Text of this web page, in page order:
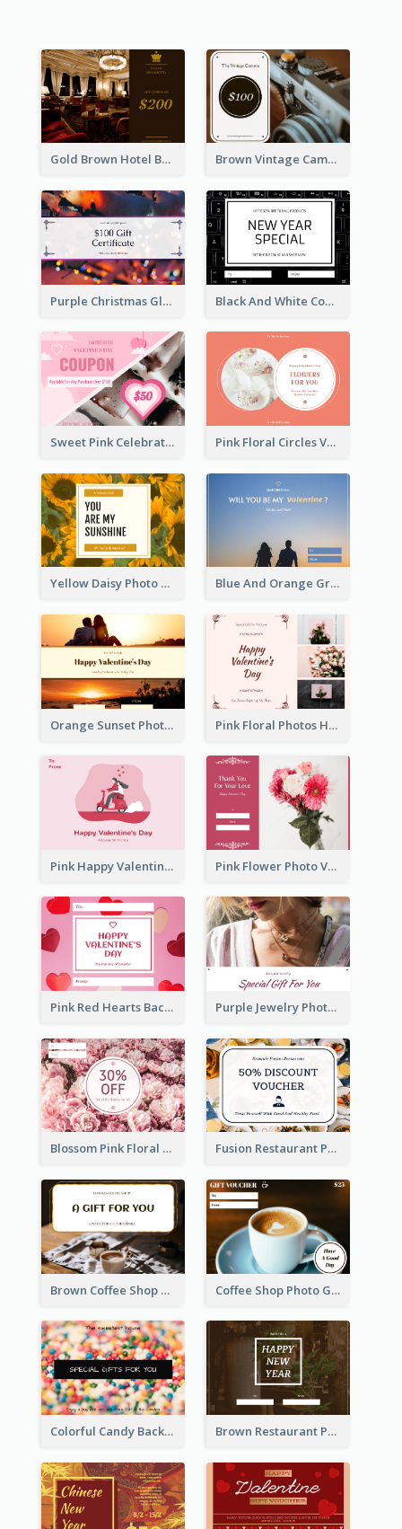
Gold Brown Hotel Booking Gift Card Brown Vintage Camera Sale Gift Card
Purple Christmas Glow Light Background Gift Card Black And White Computer Photo New Year Gift Card
Sweet Pink Celebration Gift Card Template Design Pink Floral Circles Valentines Day Gift Card
Yellow Daisy Photo Valentines Day Gift Card Blue And Orange Gradient Photo Valentines Day Gift Card
Orange Sunset Photo Valentines Day Gift Card Pink Floral Photos Happy Valentines Day Gift Card
Pink Happy Valentine's Day Illustration Gift Card Pink Flower Photo Valentine's Day Gift Card
Pink Red Hearts Background Valentine's Day Gift Card Purple Jewelry Photo Special Gift For You Gift Card
Blossom Pink Floral Photo Flower Shop Gift Card Fusion Restaurant Photo Food Discount Gift Card
Brown Coffee Shop Photo Gift For You Gift Card Coffee Shop Photo Gift Card For Coffee
Colorful Candy Background Special Gift Card Brown Restaurant Photo New Year Gift Card